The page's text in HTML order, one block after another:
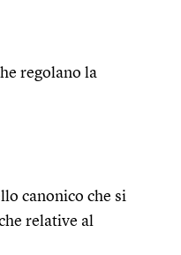
regolano la
canonico che si
relative al